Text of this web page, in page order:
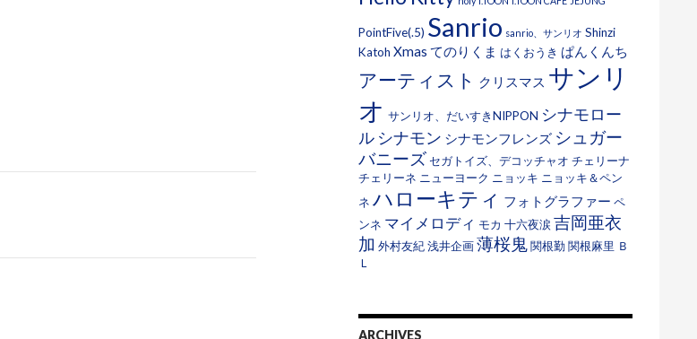
PointFive(.5) Sanrio sanrio、サンリオ Shinzi
Katoh Xmas てのりくま はくおうき ぱんくんち
アーティスト クリスマス サンリ
オ サンリオ、だいすきNIPPON シナモロー
ル シナモン シナモンフレンズ シュガー
バニーズ セガトイズ、デコッチャオ チェリーナ
チェリーネ ニューヨーク ニョッキ ニョッキ＆ペン
ネ ハローキティ フォトグラファー ペ
ンネ マイメロディ モカ 十六夜涙 吉岡亜衣
加 外村友紀浅井企画薄桜鬼関根勤関根麻里 Ｂ
Ｌ
ARCHIVES